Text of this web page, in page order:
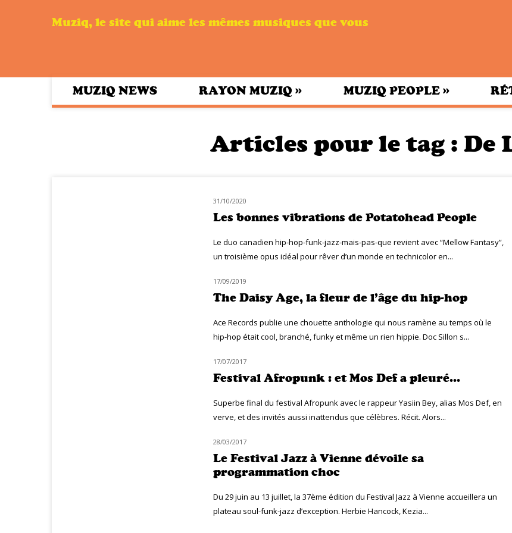
Muziq, le site qui aime les mêmes musiques que vous
MUZIQ NEWS RAYON MUZIQ » MUZIQ PEOPLE »
Articles pour le tag : De
31/10/2020
Les bonnes vibrations de Potatohead People
Le duo canadien hip-hop-funk-jazz-mais-pas-que revient avec “Mellow Fantasy”,
un troisième opus idéal pour rêver d’un monde en technicolor en...
17/09/2019
The Daisy Age, la fleur de l’âge du hip-hop
Ace Records publie une chouette anthologie qui nous ramène au temps où le
hip-hop était cool, branché, funky et même un rien hippie. Doc Sillon s...
17/07/2017
Festival Afropunk : et Mos Def a pleuré…
Superbe final du festival Afropunk avec le rappeur Yasiin Bey, alias Mos Def, en
verve, et des invités aussi inattendus que célèbres. Récit. Alors...
28/03/2017
Le Festival Jazz à Vienne dévoile sa
programmation choc
Du 29 juin au 13 juillet, la 37ème édition du Festival Jazz à Vienne accueillera un
plateau soul-funk-jazz d’exception. Herbie Hancock, Kezia...